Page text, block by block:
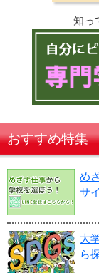
知っ
おすすめ特集
め
サ
大
ら